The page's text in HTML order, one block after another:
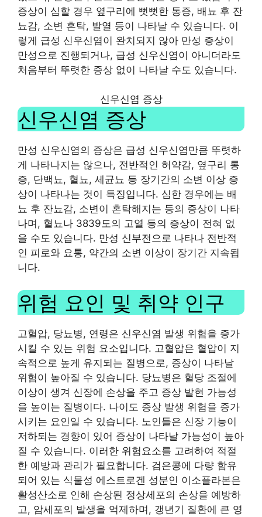
증상이 심할 경우 옆구리에 뻣뻣한 통증, 배뇨 후 잔
뇨감, 소변 혼탁, 발열 등이 나타날 수 있습니다. 이
렇게 급성 신우신염이 완치되지 않아 만성 증상이
만성으로 진행되거나, 급성 신우신염이 아니더라도
처음부터 뚜렷한 증상 없이 나타날 수도 있습니다.
신우신염 증상
신우신염 증상
만성 신우신염의 증상은 급성 신우신염만큼 뚜렷하
게 나타나지는 않으나, 전반적인 허약감, 옆구리 통
증, 단백뇨, 혈뇨, 세균뇨 등 장기간의 소변 이상 증
상이 나타나는 것이 특징입니다. 심한 경우에는 배
뇨 후 잔뇨감, 소변이 혼탁해지는 등의 증상이 나타
나며, 혈뇨나 3839도의 고열 등의 증상이 전혀 없
을 수도 있습니다. 만성 신부전으로 나타나 전반적
인 피로와 요통, 약간의 소변 이상이 장기간 지속됩
니다.
위험 요인 및 취약 인구
고혈압, 당뇨병, 연령은 신우신염 발생 위험을 증가
시킬 수 있는 위험 요소입니다. 고혈압은 혈압이 지
속적으로 높게 유지되는 질병으로, 증상이 나타날
위험이 높아질 수 있습니다. 당뇨병은 혈당 조절에
이상이 생겨 신장에 손상을 주고 증상 발현 가능성
을 높이는 질병이다. 나이도 증상 발생 위험을 증가
시키는 요인일 수 있습니다. 노인들은 신장 기능이
저하되는 경향이 있어 증상이 나타날 가능성이 높아
질 수 있습니다. 이러한 위험요소를 고려하여 적절
한 예방과 관리가 필요합니다. 검은콩에 다량 함유
되어 있는 식물성 에스트로겐 성분인 이소플라본은
활성산소로 인해 손상된 정상세포의 손상을 예방하
고, 암세포의 발생을 억제하며, 갱년기 질환에 큰 영